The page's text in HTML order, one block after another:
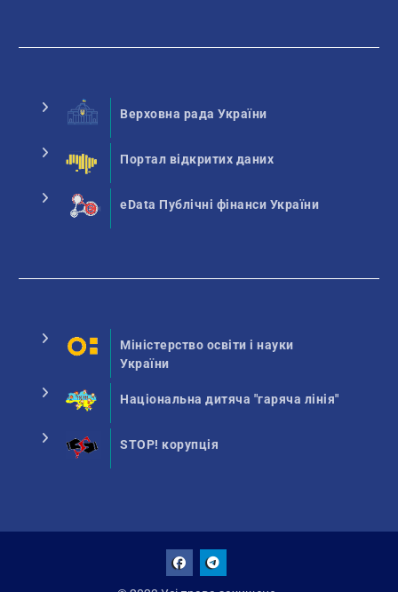
Верховна рада України
Портал відкритих даних
eData Публічні фінанси України
Міністерство освіти і науки
України
Національна дитяча "гаряча лінія"
STOP! корупція